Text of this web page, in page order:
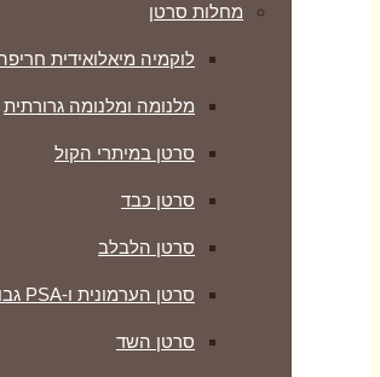
מחלות סרטן
לוקמיה מיאלואידית
מלנומה ומלנומה גרורתית
סרטן במיתרי הקול
סרטן כבד
סרטן הלבלב
סרטן הערמונית ו-PSA גבוה
סרטן השד